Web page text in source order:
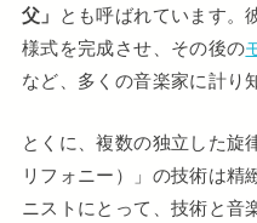
父」 とも呼ばれています。
様式を完成させ、その後の
など、多くの音楽家に計り
とくに、複数の独立した旋
リフォニー）」の技術は精
ニストにとって、技術と音